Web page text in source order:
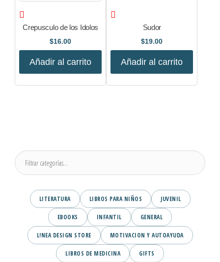
Crepusculo de los Idolos
$16.00
Añadir al carrito
Sudor
$19.00
Añadir al carrito
LITERATURA LIBROS PARA NIÑOS JUVENIL
EBOOKS INFANTIL GENERAL
L!NEA DESIGN STORE MOTIVACION Y AUTOAYUDA
LIBROS DE MEDICINA GIFTS